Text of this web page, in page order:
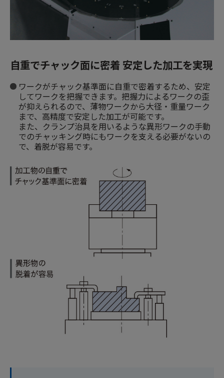
自重でチャック面に密着 安定した加工を実現
ワークがチャック基準面に自重で密着するため、安定
してワークを把握できます。把握力によるワークの歪
が抑えられるので、薄物ワークから大径・重量ワーク
まで、高精度で安定した加工が可能です。
また、クランプ治具を用いるような異形ワークの手動
でのチャッキング時にもワークを支える必要がないの
で、着脱が容易です。